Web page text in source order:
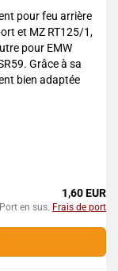
pour feu arrière
et MZ RT125/1,
pour EMW
Grâce à sa
bien adaptée
1,60 EUR
en sus. Frais de port